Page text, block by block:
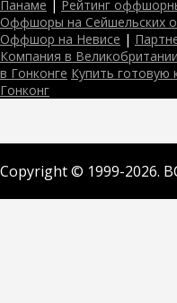
Панаме | Рейтинг
Оффшоры на Сейшельских
Оффшор на Невисе |
Компания в Великобритании
в Гонконге Купить готовую
Гонконг
Copyright © 1999-2026.